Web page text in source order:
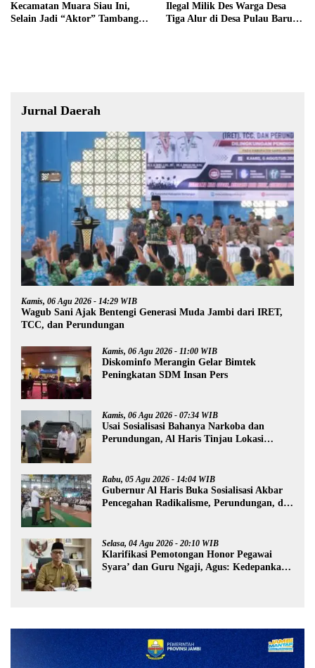
Kecamatan Muara Siau Ini,
Selain Jadi “Aktor” Tambang
Ilegal Milik Des Warga Desa
Tiga Alur di Desa Pulau Baru
Jurnal Daerah
Kamis, 06 Agu 2026 - 14:29 WIB
Wagub Sani Ajak Bentengi Generasi Muda Jambi dari IRET,
TCC, dan Perundungan
Kamis, 06 Agu 2026 - 11:00 WIB
Diskominfo Merangin Gelar Bimtek
Peningkatan SDM Insan Pers
Kamis, 06 Agu 2026 - 07:34 WIB
Usai Sosialisasi Bahanya Narkoba dan
Perundungan, Al Haris Tinjau Lokasi
Rabu, 05 Agu 2026 - 14:04 WIB
Gubernur Al Haris Buka Sosialisasi Akbar
Pencegahan Radikalisme, Perundungan, dan
Selasa, 04 Agu 2026 - 20:10 WIB
Klarifikasi Pemotongan Honor Pegawai
Syara’ dan Guru Ngaji, Agus: Kedepankan